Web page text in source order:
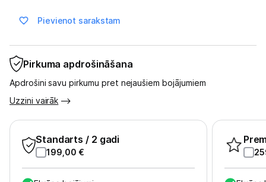
Ražotāju atjaunota tehnika
Vēlmju saraksts
Blogs
Piegāde un apmaksa
Tehnikas izvešana
Pievienot sarakstam
Pirkuma apdrošināšana
Apdrošini savu pirkumu pret nejaušiem bojājumiem
Uzzini vairāk
Standarts / 2 gadi
199,00 €